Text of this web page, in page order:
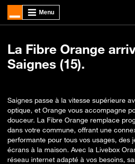
La Fibre Orange
Saignes (15).
Saignes passe à la vitesse supérieure
optique, et Orange vous accompagne
douceur. La Fibre Orange remplace
dans votre commune, offrant une
performante pour tous vos usages, des
écrans à la maison. Avec la Livebox
réseau internet adapté à vos besoins,